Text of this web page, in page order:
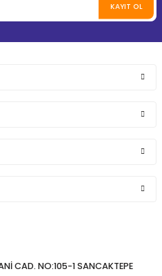
KAYIT OL
CAD. NO:105-1 SANCAKTEPE